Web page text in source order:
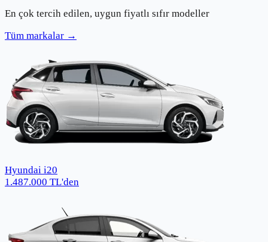
En çok tercih edilen, uygun fiyatlı sıfır modeller
Tüm markalar →
Hyundai i20
1.487.000 TL'den